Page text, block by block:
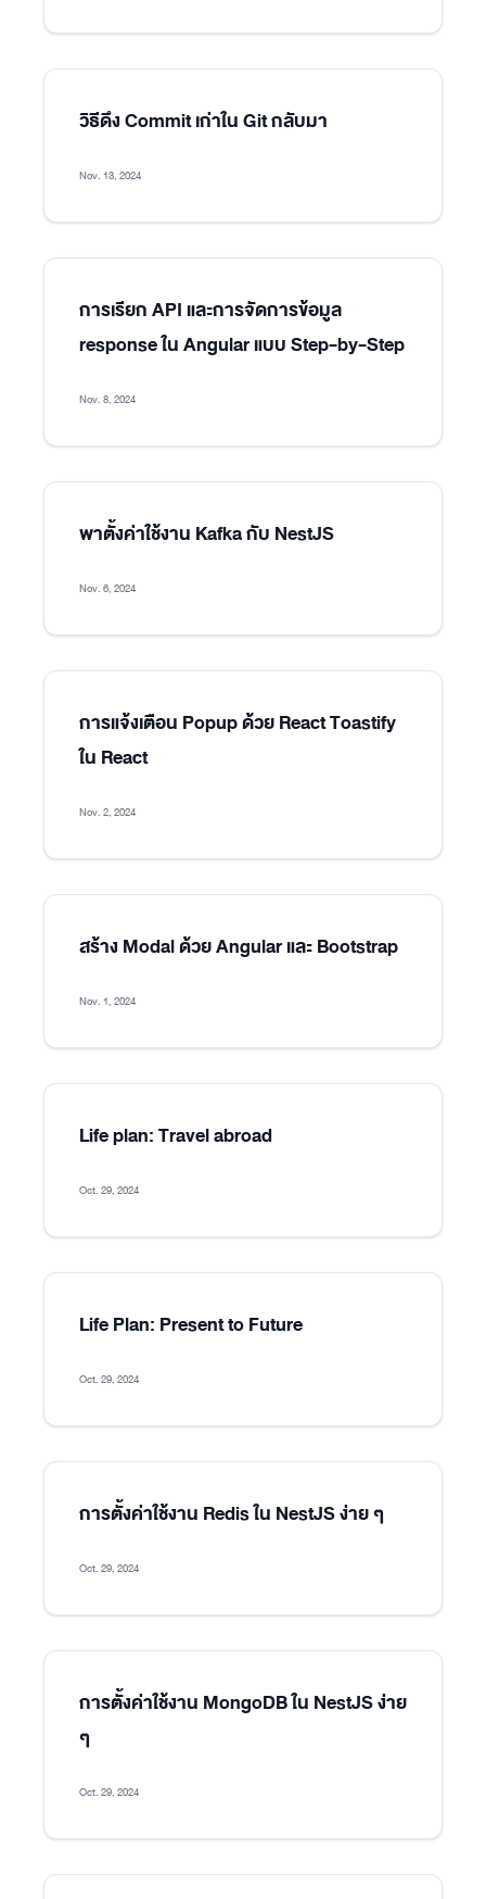
วิธีดึง Commit เก่าใน Git กลับมา
Nov. 13, 2024
การเรียก API และการจัดการข้อมูล
response ใน Angular แบบ Step-by-Step
Nov. 8, 2024
พาตั้งค่าใช้งาน Kafka กับ NestJS
Nov. 6, 2024
การแจ้งเตือน Popup ด้วย React Toastify
ใน React
Nov. 2, 2024
สร้าง Modal ด้วย Angular และ Bootstrap
Nov. 1, 2024
Life plan: Travel abroad
Oct. 29, 2024
Life Plan: Present to Future
Oct. 29, 2024
การตั้งค่าใช้งาน Redis ใน NestJS ง่าย ๆ
Oct. 29, 2024
การตั้งค่าใช้งาน MongoDB ใน NestJS ง่าย
ๆ
Oct. 29, 2024